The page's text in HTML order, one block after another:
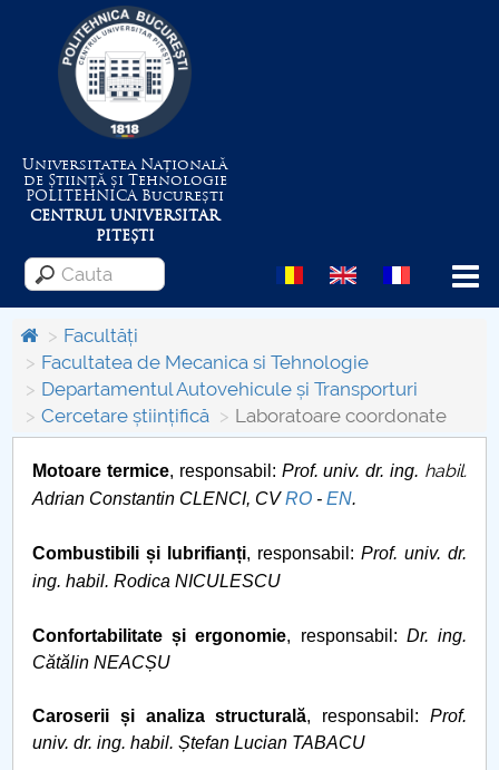
Universitatea Națională
de Știință și Tehnologie
POLITEHNICABucurești
CENTRUL UNIVERSITAR
PITEȘTI
Menu
Despre Universitate
Centrul de Management al Proiectelor
Consiliul de Administratie
Nr. de telefon si adrese Facultăți
Români de pretutindeni - ADMITERE
Senat
Facultăți
Facultatea de Mecanica si Tehnologie
Departamentul Autovehicule și Transporturi
Cercetare științifică
Laboratoare coordonate
Motoare termice, responsabil: Prof. univ. dr. ing. habil.
Adrian Constantin CLENCI, CVRO -EN.
Combustibili și lubrifianți, responsabil: Prof. univ. dr.
ing. habil. Rodica NICULESCU
Confortabilitate și ergonomie, responsabil: Dr. ing.
Cătălin NEACȘU
Caroserii și analiza structurală, responsabil: Prof.
univ. dr. ing. habil. Ștefan Lucian TABACU